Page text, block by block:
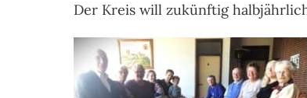
Der Kreis will zukünftig